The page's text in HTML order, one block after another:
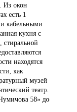
Из окон
есть 1
кабельными
кухня с
находятся
как
музей
театр.
58» до